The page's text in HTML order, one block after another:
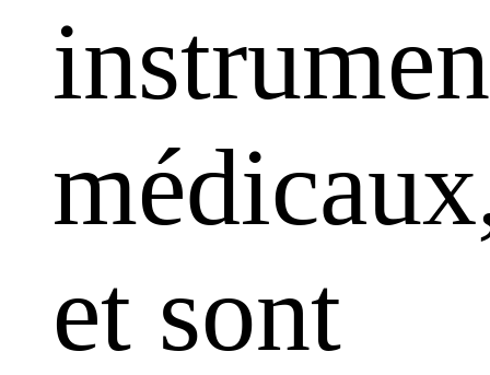
et sont